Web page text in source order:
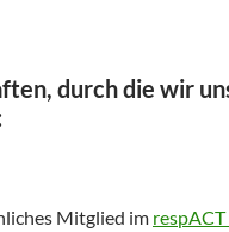
durch die wir
Mitglied im